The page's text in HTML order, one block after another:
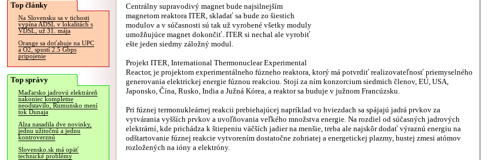
Top články
Na Slovensku sa v tichosti
vypína ADSL v lokalitách s
VDSL, už 31. mája
Orange sa doťahuje na UPC
a O2, spustí 2.5 Gbps
pripojenie
Top správy
Maďarsko jadrovú elektráreň
nakoniec kompletne
neodstavilo, Rumunsko mení
tok Dunaja
Alza nasadila dve novinky,
jednu užitočnú a jednu
kontroverznú
Slovensko.sk má opäť
technické problémy
Centrálny supravodivý magnet bude najsilnejším
magnetom reaktora ITER, skladať sa bude zo šiestich
modulov a v súčasnosti sú tak už vyrobené všetky moduly
umožňujúce magnet dokončiť. ITER si nechal ale vyrobiť
ešte jeden siedmy záložný modul.
Projekt ITER, International Thermonuclear Experimental
Reactor, je projektom experimentálneho fúzneho reaktora, ktorý má potvrdiť realizovateľnosť priemyselného
generovania elektrickej energie fúznou reakciou. Stojí za ním konzorcium siedmich členov, EÚ, USA,
Japonsko, Čína, Rusko, India a Južná Kórea, a reaktor sa buduje v južnom Francúzsku.
Pri fúznej termonukleárnej reakcii prebiehajúcej napríklad vo hviezdach sa spájajú jadrá prvkov za
vytvárania vyšších prvkov a uvoľňovania veľkého množstva energie. Na rozdiel od súčasných jadrových
elektrární, kde prichádza k štiepeniu väčších jadier na menšie, treba ale najskôr dodať výraznú energiu na
odštartovanie fúznej reakcie vytvorením dostatočne zohriatej a energetickej plazmy, hustej zmesi atómov
rozložených na ióny a elektróny.